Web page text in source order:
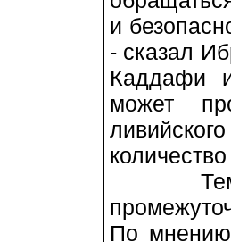
и
- сказал
Каддафи
может
Тем
По